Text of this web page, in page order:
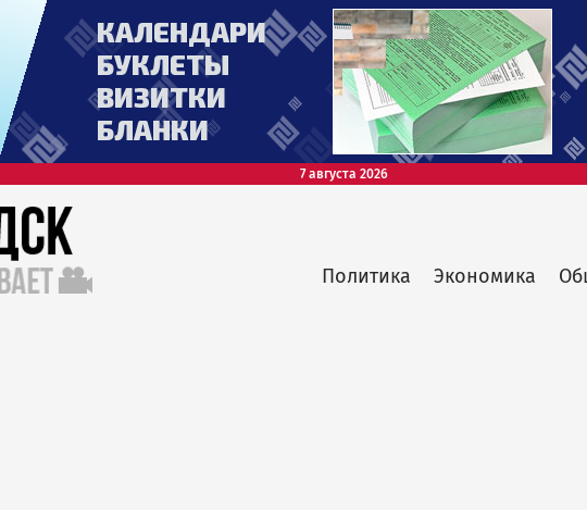
7 августа 2026
Main
Политика Экономика